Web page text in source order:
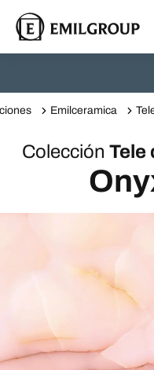
Emilceramica
Colección Tele